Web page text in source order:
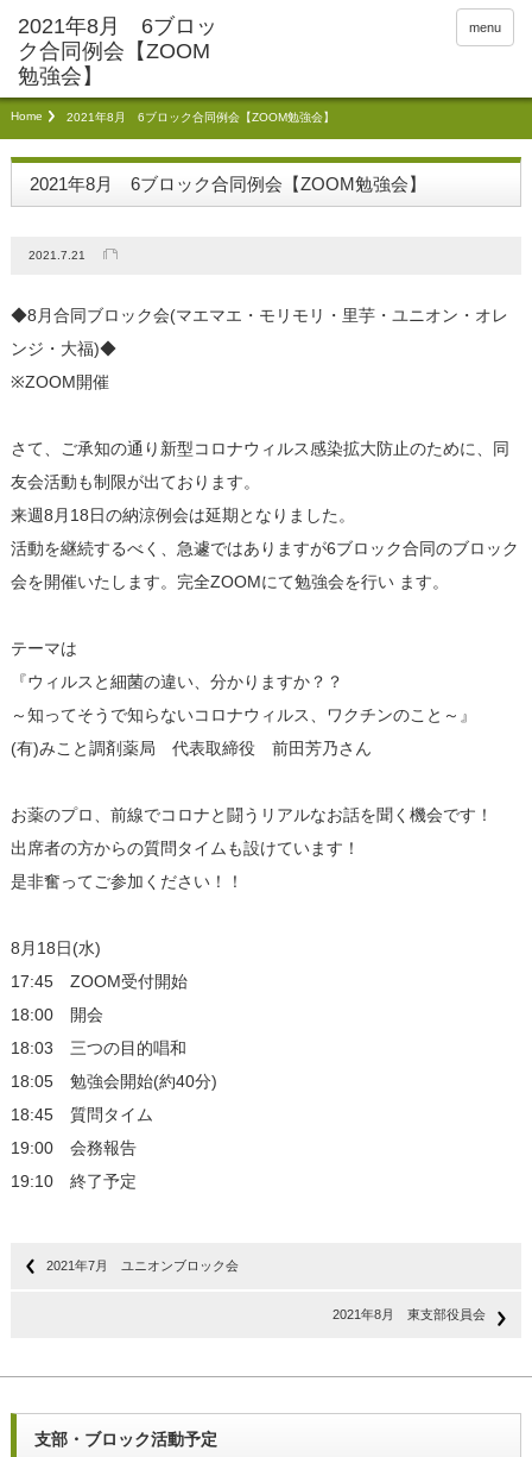
menu
Home 2021年8月 6ブロック合同例会【ZOOM勉強会】
2021年8月 6ブロック合同例会【ZOOM勉強会】
2021.7.21
◆8月合同ブロック会(マエマエ・モリモリ・里芋・ユニオン・オレ
ンジ・大福)◆
※ZOOM開催
さて、ご承知の通り新型コロナウィルス感染拡大防止のために、同
友会活動も制限が出ております。
来週8月18日の納涼例会は延期となりました。
活動を継続するべく、急遽ではありますが6ブロック合同のブロック
会を開催いたします。完全ZOOMにて勉強会を行い ます。
テーマは
『ウィルスと細菌の違い、分かりますか？？
～知ってそうで知らないコロナウィルス、ワクチンのこと～』
(有)みこと調剤薬局 代表取締役 前田芳乃さん
お薬のプロ、前線でコロナと闘うリアルなお話を聞く機会です！
出席者の方からの質問タイムも設けています！
是非奮ってご参加ください！！
8月18日(水)
17:45 ZOOM受付開始
18:00 開会
18:03 三つの目的唱和
18:05 勉強会開始(約40分)
18:45 質問タイム
19:00 会務報告
19:10 終了予定
2021年7月 ユニオンブロック会
2021年8月 東支部役員会
支部・ブロック活動予定